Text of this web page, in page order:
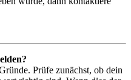
Prüfe zunächst, ob dein